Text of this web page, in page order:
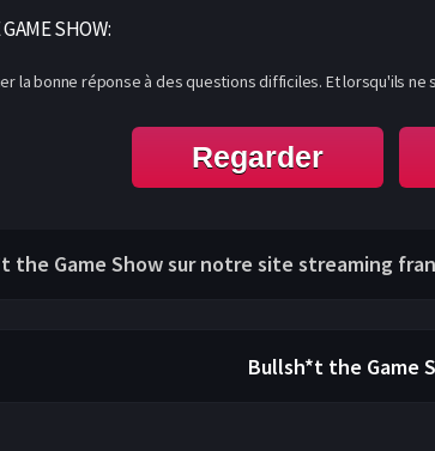
SHOW:
la bonne réponse à des questions difficiles. Et lorsqu'ils
Regarder
the Game Show sur notre site streaming
Bullsh*t the Game